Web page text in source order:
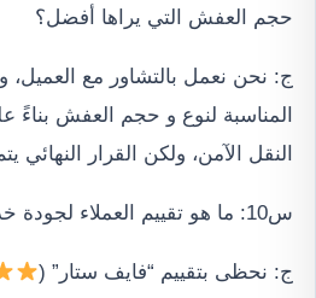
حجم العفش التي يراها أفضل؟
ج: نحن نعمل بالتشاور مع العميل،
المناسبة لنوع و حجم العفش بناءً
النقل الآمن، ولكن القرار النهائي
س10: ما هو تقييم العملاء لجودة خدماتكم في العين؟
ج: نحظى بتقييم “فايف ستار” (